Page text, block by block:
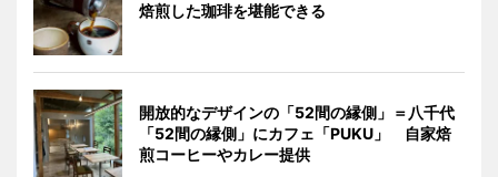
焙煎した珈琲を堪能できる
開放的なデザインの「52間の縁側」＝八千代
「52間の縁側」にカフェ「PUKU」 自家焙
煎コーヒーやカレー提供